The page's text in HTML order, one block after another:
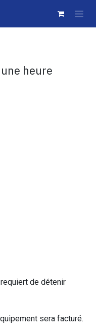
heure
de détenir
sera facturé.